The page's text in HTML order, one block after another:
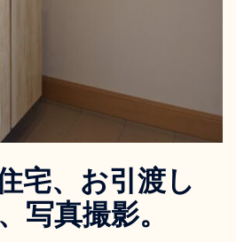
宅、お引渡し
写真撮影。